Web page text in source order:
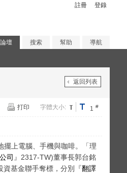
註冊 登錄
論壇 搜索 幫助 導航
返回列表
1 #
打印 字體大小:
擺上電腦、手機與咖啡。「理
司 』2317-TW)董事長郭台銘
基金聯手奪標，分別『翻譯